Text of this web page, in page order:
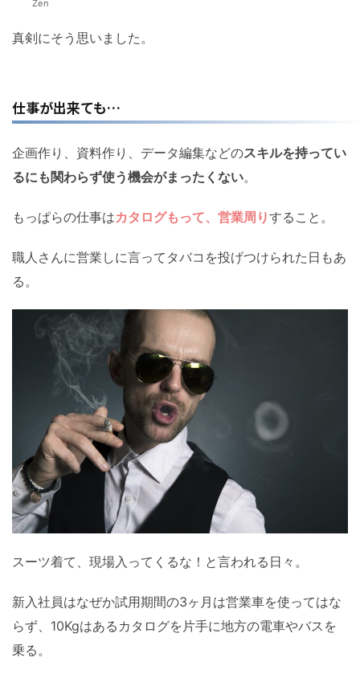
Zen
真剣にそう思いました。
仕事が出来ても…
企画作り、資料作り、データ編集などのスキルを持ってい
るにも関わらず使う機会がまったくない。
もっぱらの仕事はカタログもって、営業周りすること。
職人さんに営業しに言ってタバコを投げつけられた日もあ
る。
スーツ着て、現場入ってくるな！と言われる日々。
新入社員はなぜか試用期間の3ヶ月は営業車を使ってはな
らず、10Kgはあるカタログを片手に地方の電車やバスを
乗る。